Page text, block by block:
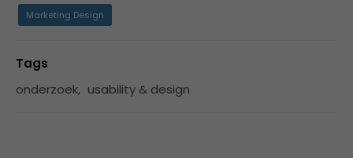
Marketing Design
Tags
onderzoek, usability & design